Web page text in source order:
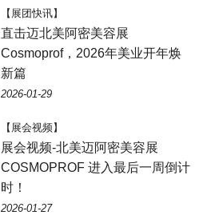
【展团快讯】
直击迈北美阿密美容展
Cosmoprof，2026年美业开年焕
新篇
2026-01-29
【展会视频】
展会视频-北美迈阿密美容展
COSMOPROF 进入最后一周倒计
时！
2026-01-27